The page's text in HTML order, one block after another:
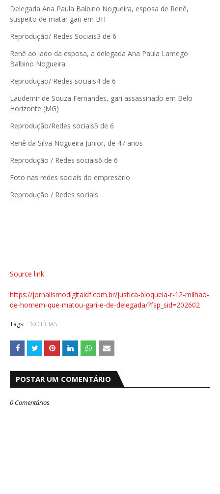
Delegada Ana Paula Balbino Nogueira, esposa de Renê,
suspeito de matar gari em BH
Reprodução/ Redes Sociais3 de 6
Renê ao lado da esposa, a delegada Ana Paula Lamego
Balbino Nogueira
Reprodução/ Redes sociais4 de 6
Laudemir de Souza Fernandes, gari assassinado em Belo
Horizonte (MG)
Reprodução/Redes sociais5 de 6
Renê da Silva Nogueira Junior, de 47 anos
Reprodução / Redes sociais6 de 6
Foto nas redes sociais do empresário
Reprodução / Redes sociais
Source link
https://jornalismodigitaldf.com.br/justica-bloqueia-r-12-milhao-
de-homem-que-matou-gari-e-de-delegada/?fsp_sid=202602
Tags: NOTÍCIAS
POSTAR UM COMENTÁRIO
0 Comentários